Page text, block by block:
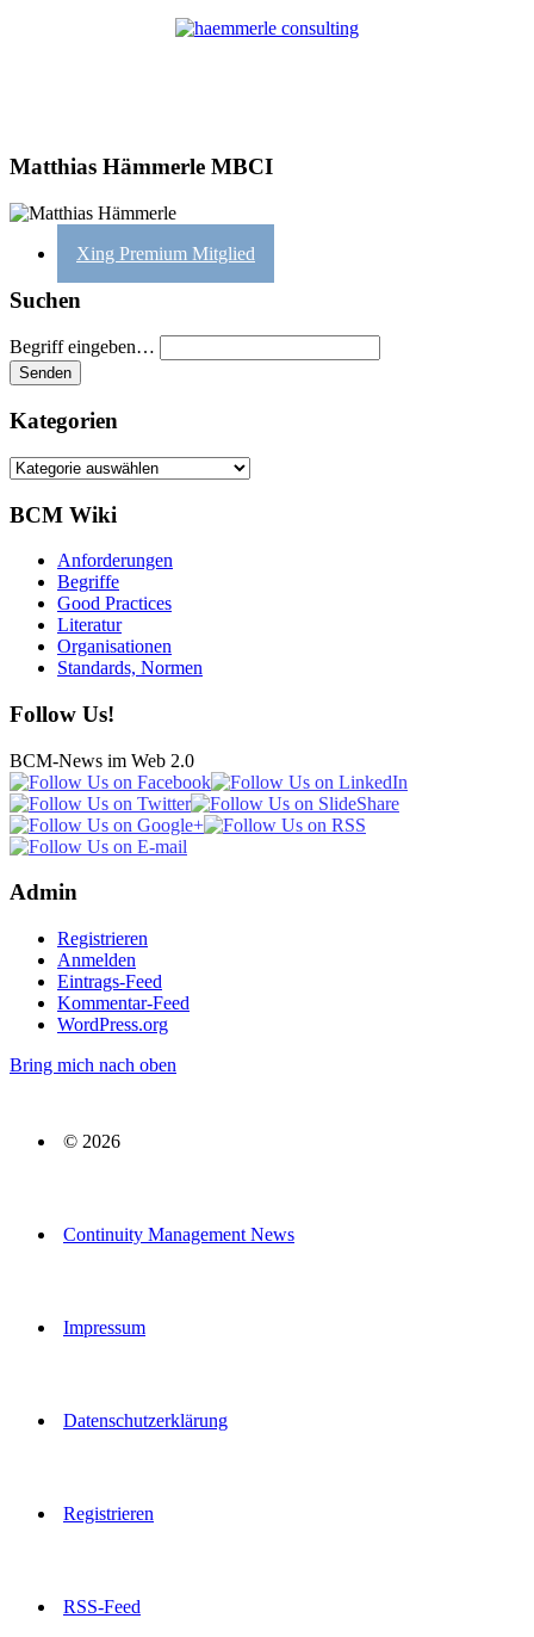
Matthias Hämmerle MBCI
Xing Premium Mitglied
Suchen
Begriff eingeben…
Kategorien
Kategorien
BCM Wiki
Anforderungen
Begriffe
Good Practices
Literatur
Organisationen
Standards, Normen
Follow Us!
BCM-News im Web 2.0
Admin
Registrieren
Anmelden
Eintrags-Feed
Kommentar-Feed
WordPress.org
Bring mich nach oben
© 2026
Continuity Management News
Impressum
Datenschutzerklärung
Registrieren
RSS-Feed